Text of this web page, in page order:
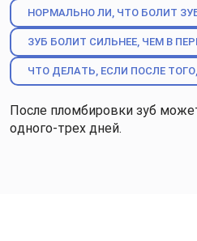
НОРМАЛЬНО ЛИ, ЧТО БОЛИТ
ЗУБ БОЛИТ СИЛЬНЕЕ, ЧЕМ В
ЧТО ДЕЛАТЬ, ЕСЛИ ПОСЛЕ
После пломбировки зуб
одного-трех дней.